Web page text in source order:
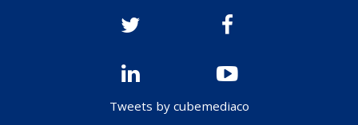
Tweets by cubemediaco